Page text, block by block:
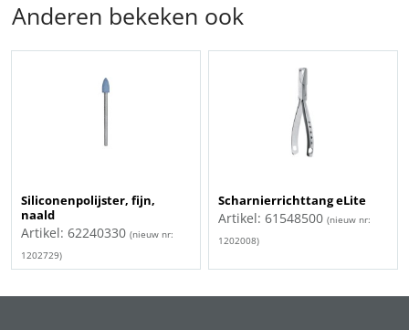
Anderen bekeken ook
Siliconenpolijster, fijn,
naald
Artikel: 62240330(nieuw nr:
1202729)
Scharnierrichttang eLite
Artikel: 61548500 (nieuw nr:
1202008)